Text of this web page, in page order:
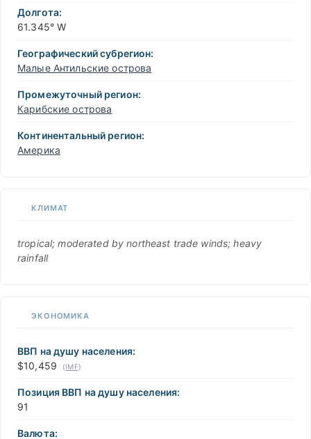
Долгота:
61.345° W
Географический субрегион:
Малые Антильские острова
Промежуточный регион:
Карибские острова
Континентальный регион:
Америка
КЛИМАТ
tropical; moderated by northeast trade winds; heavy
rainfall
ЭКОНОМИКА
ВВП на душу населения:
$10,459
(IMF)
Позиция ВВП на душу населения:
91
Валюта: